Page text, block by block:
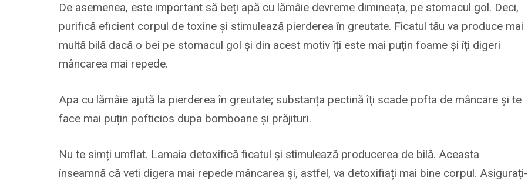
De asemenea, este important să beți apă cu lămâie devreme dimineața, pe stomacul gol. Deci,
purifică eficient corpul de toxine și stimulează pierderea în greutate. Ficatul tău va produce mai
multă bilă dacă o bei pe stomacul gol și din acest motiv îți este mai puțin foame și îți digeri
mâncarea mai repede.
Apa cu lămâie ajută la pierderea în greutate; substanța pectină îți scade pofta de mâncare și te
face mai puțin pofticios dupa bomboane și prăjituri.
Nu te simți umflat. Lamaia detoxifică ficatul și stimulează producerea de bilă. Aceasta
înseamnă că veti digera mai repede mâncarea și, astfel, va detoxifiați mai bine corpul. Asigurați-